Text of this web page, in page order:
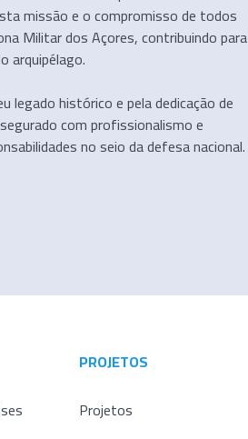
missão e o compromisso de todos
Militar dos Açores, contribuindo para
arquipélago.
legado histórico e pela dedicação de
com profissionalismo e
no seio da defesa nacional.
PROJETOS
Projetos